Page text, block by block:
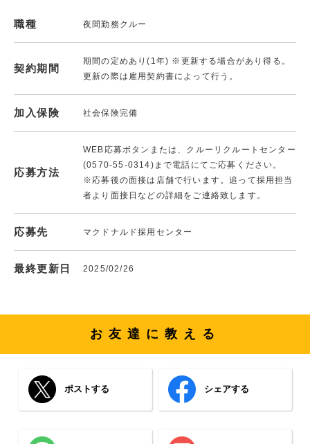
職種 夜間勤務クルー
契約期間
期間の定めあり(1年) ※更新する場合があり得る。
更新の際は雇用契約書によって行う。
加入保険 社会保険完備
応募方法
WEB応募ボタンまたは、クルーリクルートセンター
(0570-55-0314)まで電話にてご応募ください。
※応募後の面接は店舗で行います。追って採用担当
者より面接日などの詳細をご連絡致します。
応募先 マクドナルド採用センター
最終更新日 2025/02/26
お友達に教える
ポストする シェアする